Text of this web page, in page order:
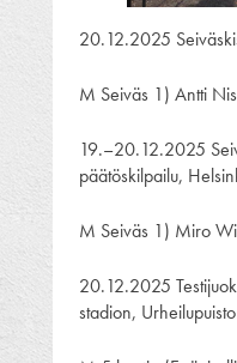
20.12.2025
M Seiväs 1) Antti
19.–20.12.2025
päätöskilpailu,
M Seiväs 1) Miro
20.12.2025
stadion, Urheilupuisto